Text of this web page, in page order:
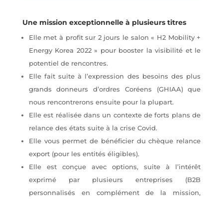
Une mission exceptionnelle à plusieurs titres
Elle met à profit sur 2 jours le salon « H2 Mobility +
Energy Korea 2022 » pour booster la visibilité et le
potentiel de rencontres.
Elle fait suite à l’expression des besoins des plus
grands donneurs d’ordres Coréens (GHIAA) que
nous rencontrerons ensuite pour la plupart.
Elle est réalisée dans un contexte de forts plans de
relance des états suite à la crise Covid.
Elle vous permet de bénéficier du chèque relance
export (pour les entités éligibles).
Elle est conçue avec options, suite à l’intérêt
exprimé par plusieurs entreprises (B2B
personnalisés en complément de la mission,